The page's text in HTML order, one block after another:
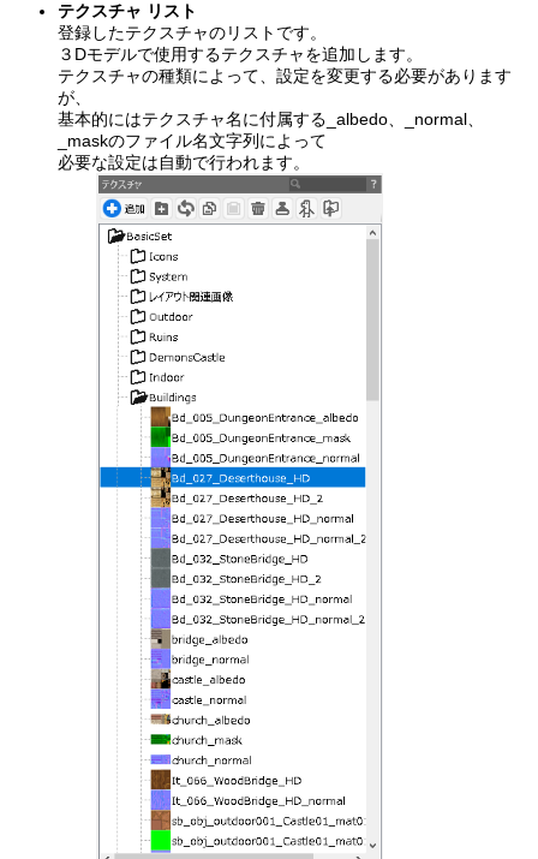
テクスチャ リスト
登録したテクスチャのリストです。
３Dモデルで使用するテクスチャを追加します。
テクスチャの種類によって、設定を変更する必要があります
が、
基本的にはテクスチャ名に付属する_albedo、_normal、
_maskのファイル名文字列によって
必要な設定は自動で行われます。